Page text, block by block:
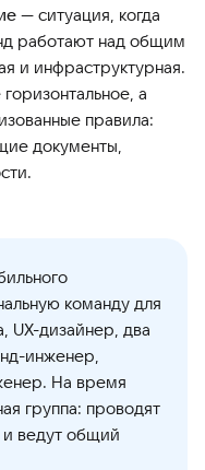
— ситуация, когда
работают над общим
и инфраструктурная.
а
правила:
документы,
команду для
UX-дизайнер, два
инженер,
На время
группа: проводят
ведут общий